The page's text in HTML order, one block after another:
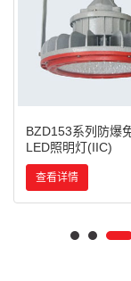
BZD153系列防爆
LED照明灯(IIC)
查看详情